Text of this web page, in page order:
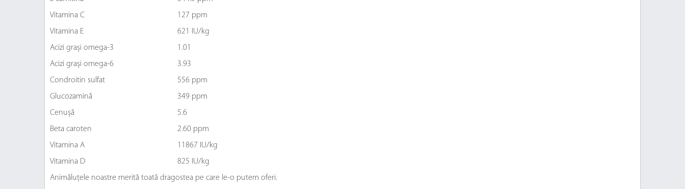
Vitamina C
127 ppm
Vitamina E
621 IU/kg
Acizi grași omega-3
1.01
Acizi grași omega-6
3.93
Condroitin sulfat
556 ppm
Glucozamină
349 ppm
Cenușă
5.6
Beta caroten
2.60 ppm
Vitamina A
11867 IU/kg
Vitamina D
825 IU/kg
Animăluțele noastre merită toată dragostea pe care le-o putem oferi.